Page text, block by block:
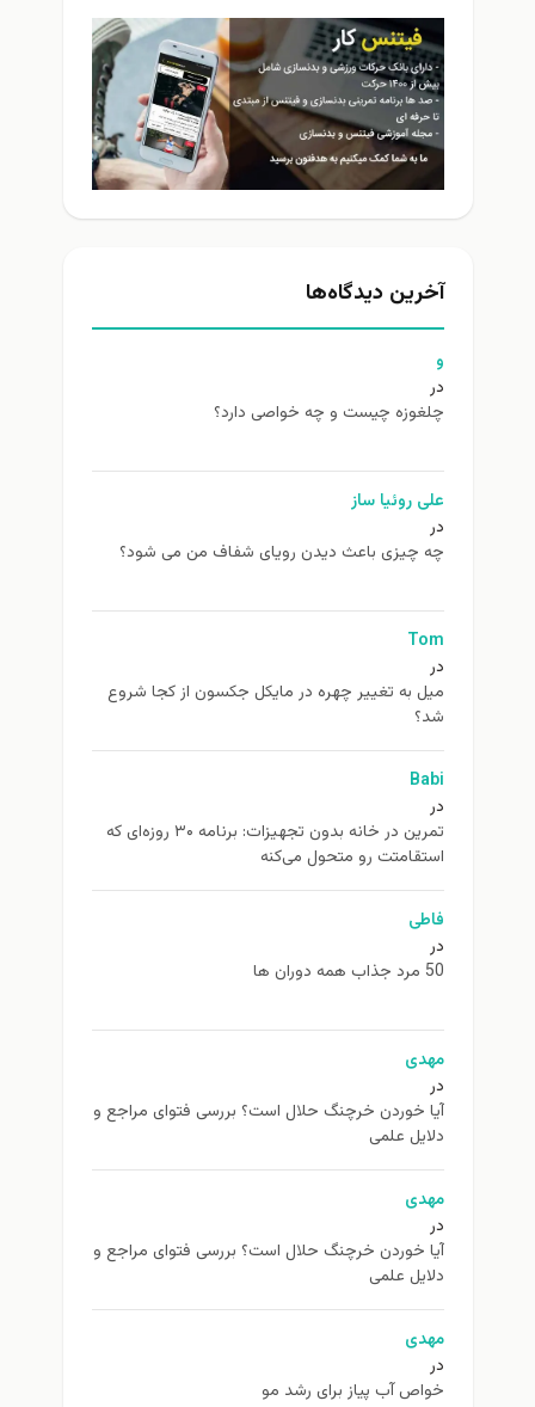
آخرین دیدگاه‌ها
و
در
چلغوزه چیست و چه خواصی دارد؟
علی روئیا ساز
در
چه چیزی باعث دیدن رویای شفاف من می شود؟
Tom
در
ميل به تغيير چهره در مایکل جکسون از كجا شروع
شد؟
Babi
در
تمرین در خانه بدون تجهیزات: برنامه ۳۰ روزه‌ای که
استقامتت رو متحول می‌کنه
فاطی
در
50 مرد جذاب همه دوران ها
مهدی
در
آیا خوردن خرچنگ حلال است؟ بررسی فتوای مراجع و
دلایل علمی
مهدی
در
آیا خوردن خرچنگ حلال است؟ بررسی فتوای مراجع و
دلایل علمی
مهدی
در
خواص آب پیاز برای رشد مو